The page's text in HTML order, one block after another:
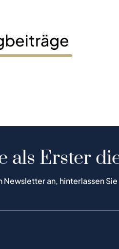
als Erster
Newsletter an, hinterlassen